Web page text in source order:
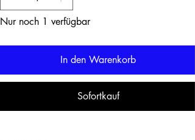
Nur noch 1 verfügbar
In den Warenkorb
Sofortkauf